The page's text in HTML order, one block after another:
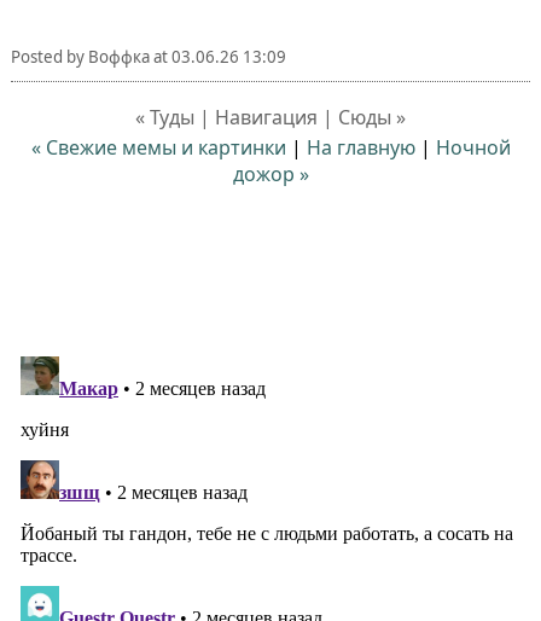
Posted by Воффкаat03.06.26 13:09
« Туды | Навигация | Сюды »
« Свежие мемы и картинки | На главную| Ночной
дожор »